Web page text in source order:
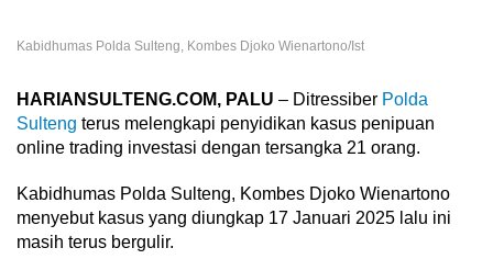
Kabidhumas Polda Sulteng, Kombes Djoko Wienartono/Ist
HARIANSULTENG.COM, PALU – Ditressiber Polda
Sulteng terus melengkapi penyidikan kasus penipuan
online trading investasi dengan tersangka 21 orang.
Kabidhumas Polda Sulteng, Kombes Djoko Wienartono
menyebut kasus yang diungkap 17 Januari 2025 lalu ini
masih terus bergulir.